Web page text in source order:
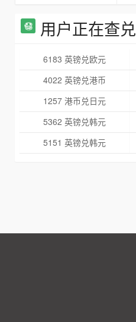
用户正在查兑
6183 英镑兑欧元
4022 英镑兑港币
1257 港币兑日元
5362 英镑兑韩元
5151 英镑兑韩元